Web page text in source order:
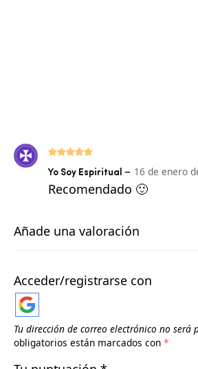
Valorado
con5de 5
Yo Soy Espiritual – 16 de enero
Recomendado 🙂
Añade una valoración
Acceder/registrarse con
Tu dirección de correo electrónico no será
obligatorios están marcados con *